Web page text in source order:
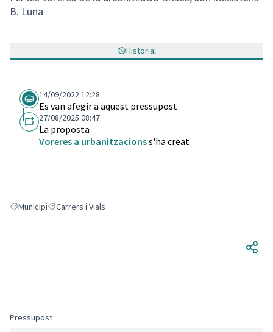
B. Luna
Historial
14/09/2022 12:28
Es van afegir a aquest pressupost
27/08/2025 08:47
La proposta
Voreres a urbanitzacionss'ha creat
Resultats en filtrar per: Municipi
MunicipiResultats en filtrar per: Carrers i Vials
Carrers i Vials
Pressupost